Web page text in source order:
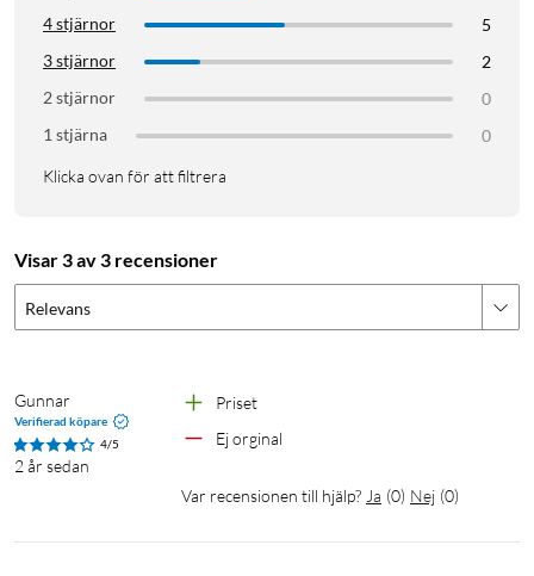
4 stjärnor
5
3 stjärnor
2
2 stjärnor
0
1 stjärna
0
Klicka ovan för att filtrera
Visar 3 av 3 recensioner
Relevans
Gunnar
Verifierad köpare
4/5
2 år sedan
Priset
Ej orginal
Var recensionen till hjälp? Ja (0) Nej (0)